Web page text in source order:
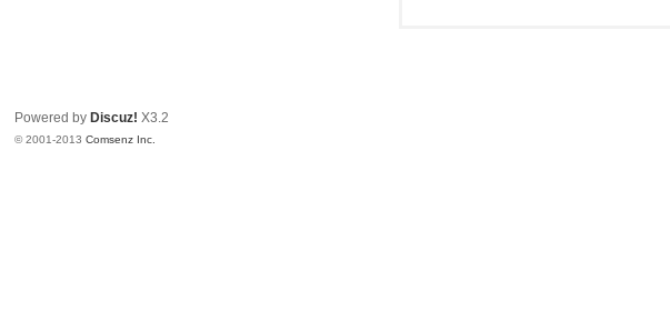
Powered by Discuz! X3.2
© 2001-2013Comsenz Inc.